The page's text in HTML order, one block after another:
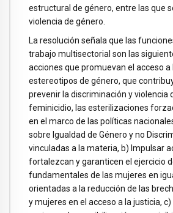
estructural de género, entre las que
violencia de género.
La resolución señala que las
trabajo multisectorial son las
acciones que promuevan el acceso a
estereotipos de género, que
prevenir la discriminación y violencia
feminicidio, las esterilizaciones
en el marco de las políticas
sobre Igualdad de Género y no
vinculadas a la materia, b) Impulsar
fortalezcan y garanticen el ejercicio
fundamentales de las mujeres en
orientadas a la reducción de las
y mujeres en el acceso a la justicia,